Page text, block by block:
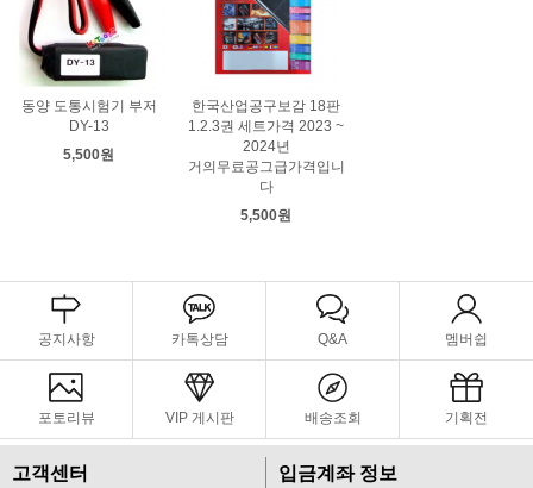
동양 도통시험기 부저
DY-13
5,500원
한국산업공구보감 18판
1.2.3권 세트가격 2023 ~
2024년
거의무료공그급가격입니
다
5,500원
공지사항 카톡상담 Q&A 멤버쉽
포토리뷰 VIP 게시판 배송조회 기획전
고객센터
입금계좌 정보